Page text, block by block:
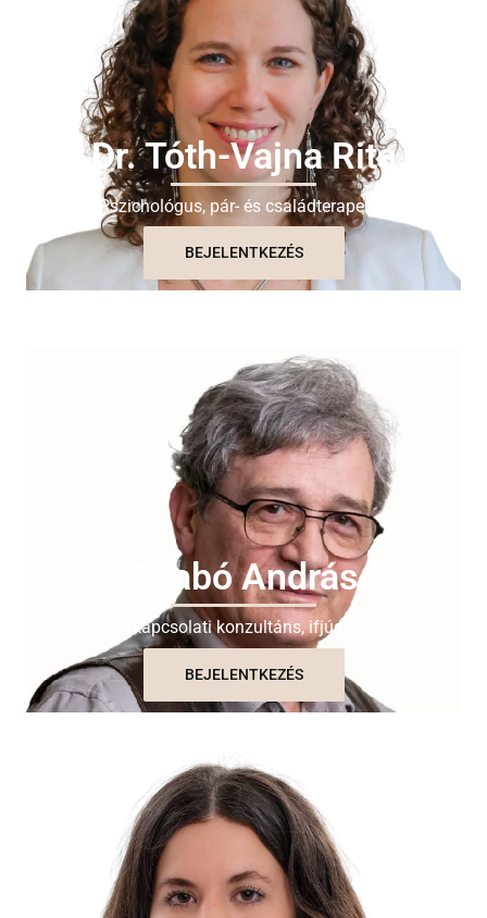
Dr. Tóth-Vajna Rita
Pszichológus, pár- és családterapeuta
BEJELENTKEZÉS
Szabó András
Coach, párkapcsolati konzultáns, ifjúsági szakértő
BEJELENTKEZÉS